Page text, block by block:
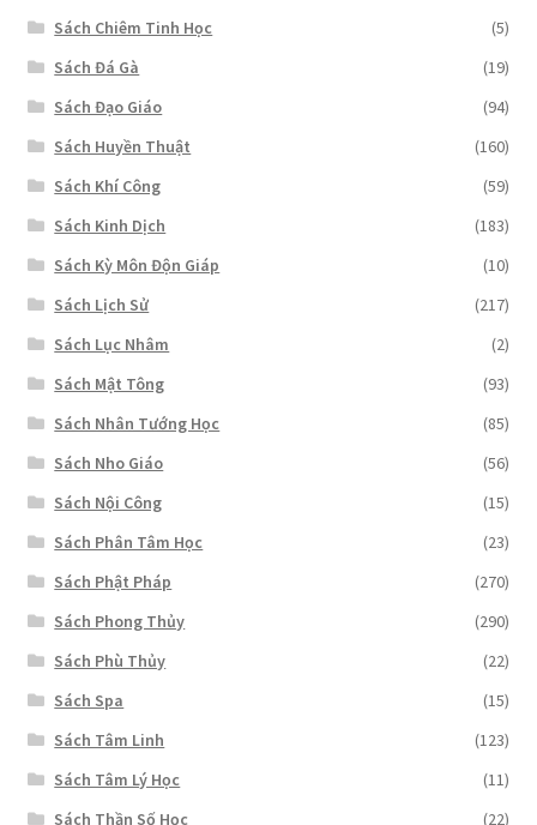
Sách Chiêm Tinh Học
(5)
Sách Đá Gà
(19)
Sách Đạo Giáo
(94)
Sách Huyền Thuật
(160)
Sách Khí Công
(59)
Sách Kinh Dịch
(183)
Sách Kỳ Môn Độn Giáp
(10)
Sách Lịch Sử
(217)
Sách Lục Nhâm
(2)
Sách Mật Tông
(93)
Sách Nhân Tướng Học
(85)
Sách Nho Giáo
(56)
Sách Nội Công
(15)
Sách Phân Tâm Học
(23)
Sách Phật Pháp
(270)
Sách Phong Thủy
(290)
Sách Phù Thủy
(22)
Sách Spa
(15)
Sách Tâm Linh
(123)
Sách Tâm Lý Học
(11)
Sách Thần Số Học
(22)